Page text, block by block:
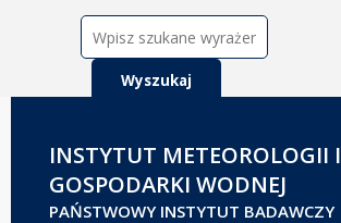
INSTYTUT METEOROLOGII I
GOSPODARKI WODNEJ
PAŃSTWOWY INSTYTUT BADAWCZY